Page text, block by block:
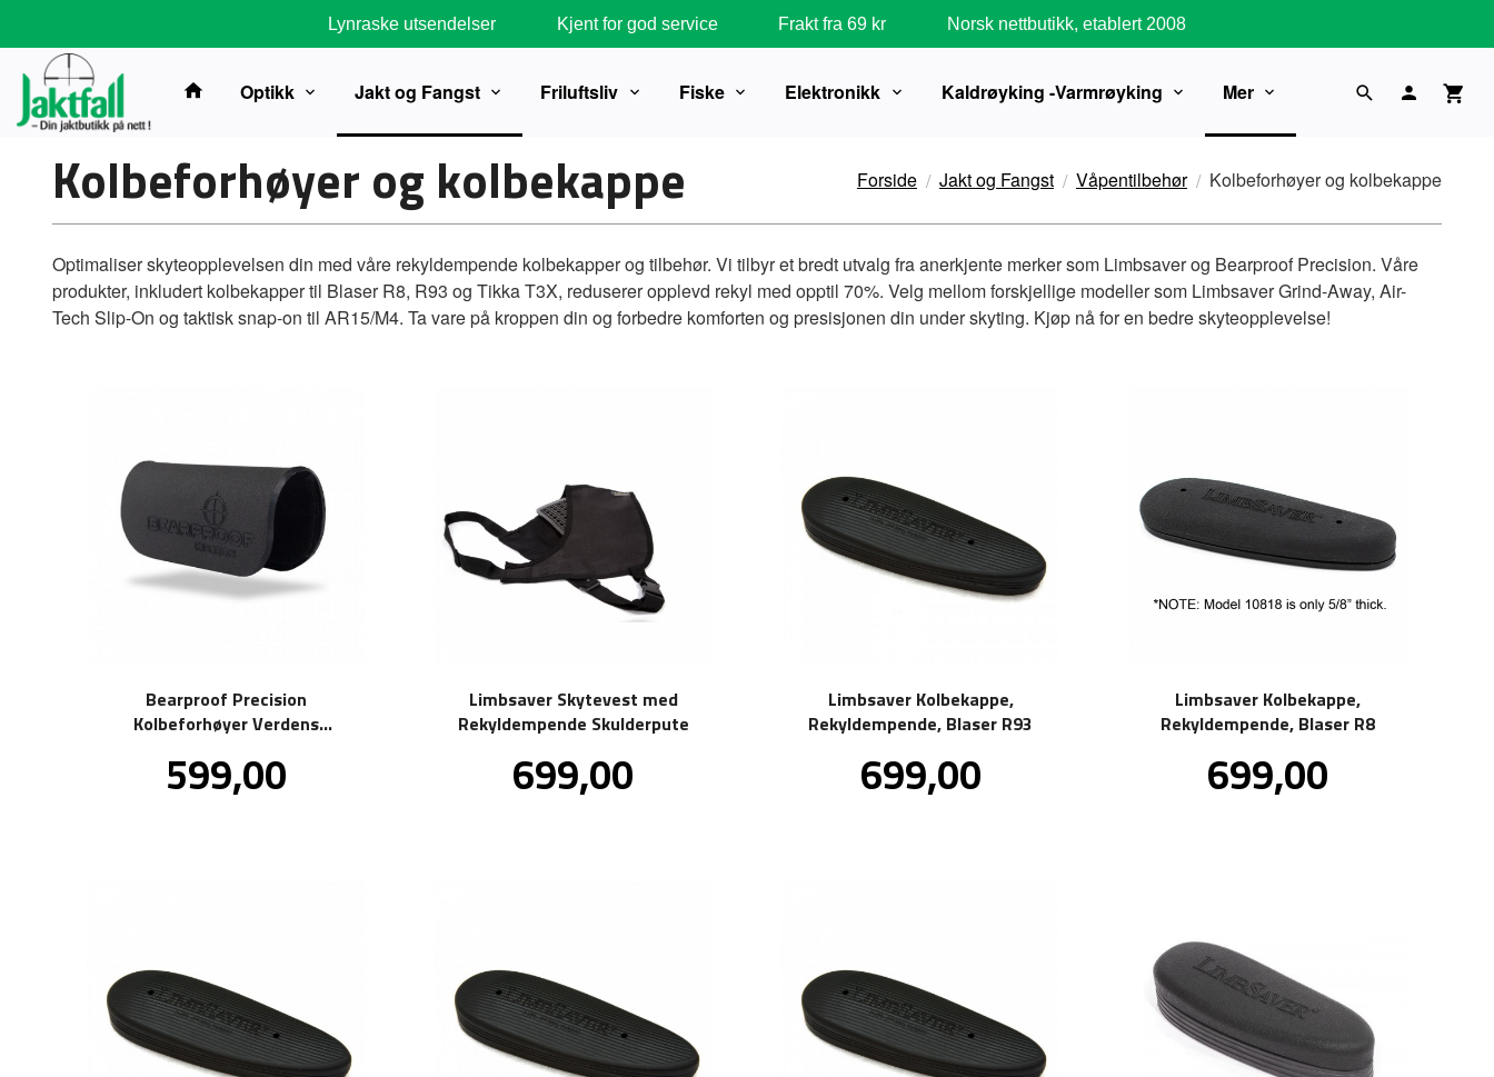
innholdet
Lynraske utsendelser Kjent for god service Frakt fra 69 kr Norsk nettbutikk, etablert 2008
Optikk Jakt og Fangst Friluftsliv Fiske Elektronikk Kaldrøyking -Varmrøyking Mer
Forside Jakt og Fangst Våpentilbehør Kolbeforhøyer og kolbekappe
Kolbeforhøyer og kolbekappe
Optimaliser skyteopplevelsen din med våre rekyldempende kolbekapper og tilbehør. Vi tilbyr et bredt utvalg fra anerkjente merker som Limbsaver og Bearproof Precision. Våre
produkter, inkludert kolbekapper til Blaser R8, R93 og Tikka T3X, reduserer opplevd rekyl med opptil 70%. Velg mellom forskjellige modeller som Limbsaver Grind-Away, Air-
Tech Slip-On og taktisk snap-on til AR15/M4. Ta vare på kroppen din og forbedre komforten og presisjonen din under skyting. Kjøp nå for en bedre skyteopplevelse!
Bearproof Precision
Kolbeforhøyer Verdens
Pris
599,00mva.
Limbsaver Skytevest med
Rekyldempende Skulderpute
Pris
699,00
Limbsaver Kolbekappe,
Rekyldempende, Blaser R93
Pris
699,00mva.
Limbsaver Kolbekappe,
Rekyldempende, Blaser R8
Pris
699,00